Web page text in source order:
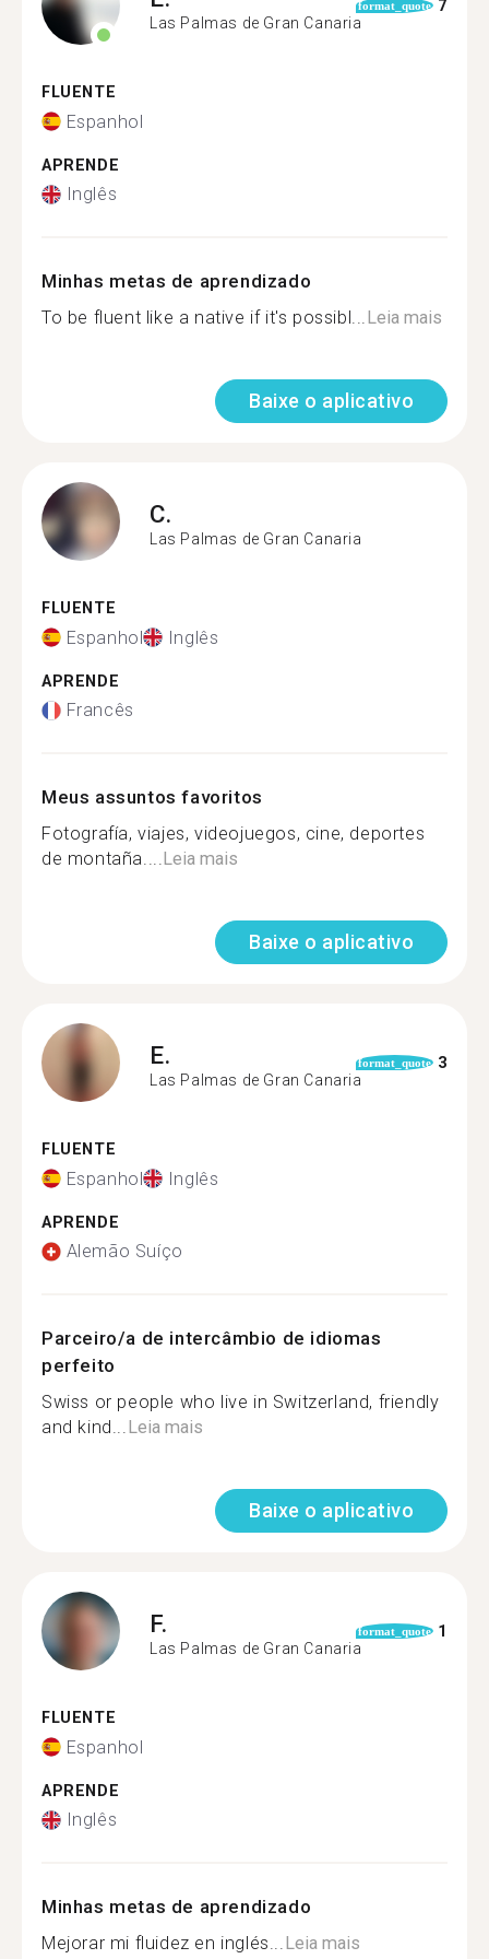
Las Palmas de Gran Canaria
format_quote 7
FLUENTE
Espanhol
APRENDE
Inglês
Minhas metas de aprendizado
To be fluent like a native if it's possibl...Leia mais
Baixe o aplicativo
C.
Las Palmas de Gran Canaria
FLUENTE
Espanhol Inglês
APRENDE
Francês
Meus assuntos favoritos
Fotografía, viajes, videojuegos, cine, deportes
de montaña....Leia mais
Baixe o aplicativo
E.
Las Palmas de Gran Canaria
format_quote 3
FLUENTE
Espanhol Inglês
APRENDE
Alemão Suíço
Parceiro/a de intercâmbio de idiomas
perfeito
Swiss or people who live in Switzerland, friendly
and kind...Leia mais
Baixe o aplicativo
F.
Las Palmas de Gran Canaria
format_quote 1
FLUENTE
Espanhol
APRENDE
Inglês
Minhas metas de aprendizado
Mejorar mi fluidez en inglés...Leia mais